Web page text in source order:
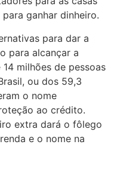
ganhar dinheiro.
para dar a
para alcançar a
milhões de pessoas
ou dos 59,3
o nome
ao crédito.
extra dará o fôlego
e o nome na